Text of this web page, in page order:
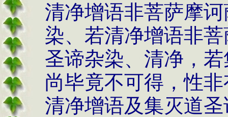
清净增语非菩萨摩
染、若清净增语非
圣谛杂染、清净，
尚毕竟不可得，性
清净增语及集灭道